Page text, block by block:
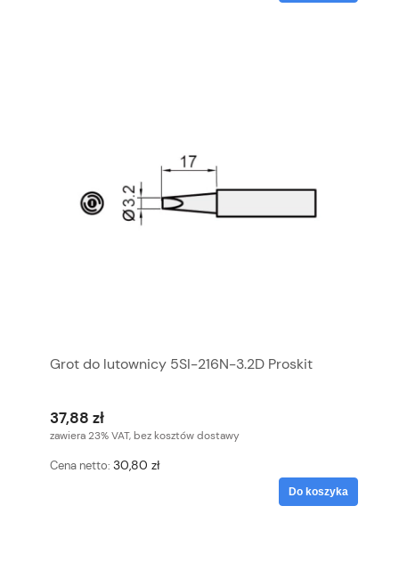
Grot do lutownicy 5SI-216N-3.2D Proskit
37,88 zł
zawiera 23% VAT, bez kosztów dostawy
Cena netto: 30,80 zł
Do koszyka